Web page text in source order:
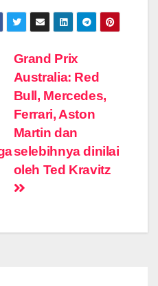
Grand Prix
Australia: Red
Bull, Mercedes,
Ferrari, Aston
Martin dan
selebihnya dinilai
oleh Ted Kravitz